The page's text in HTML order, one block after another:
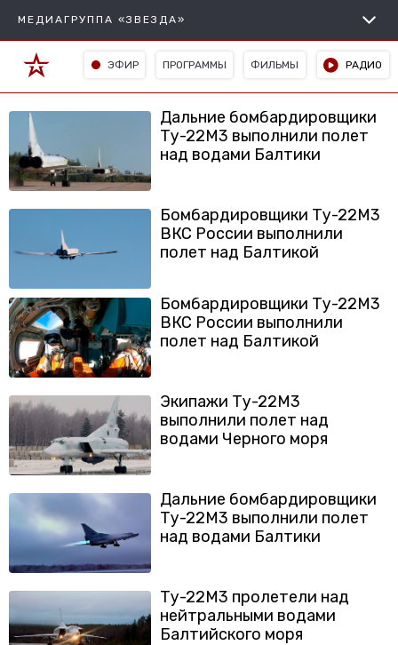
МЕДИАГРУППА «ЗВЕЗДА»
ЭФИР ПРОГРАММЫ ФИЛЬМЫ РАДИО
Дальние бомбардировщики
Ту-22М3 выполнили полет
над водами Балтики
Бомбардировщики Ту-22М3
ВКС России выполнили
полет над Балтикой
Бомбардировщики Ту-22М3
ВКС России выполнили
полет над Балтикой
Экипажи Ту-22М3
выполнили полет над
водами Черного моря
Дальние бомбардировщики
Ту-22М3 выполнили полет
над водами Балтики
Ту-22М3 пролетели над
нейтральными водами
Балтийского моря